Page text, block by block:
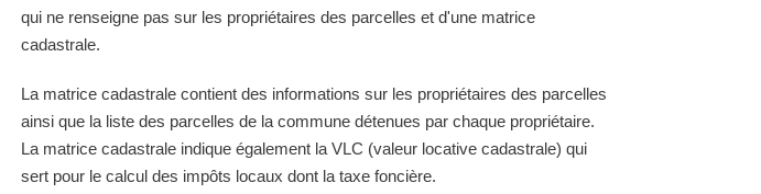
qui ne renseigne pas sur les propriétaires des parcelles et d'une matrice
cadastrale.
La matrice cadastrale contient des informations sur les propriétaires des parcelles
ainsi que la liste des parcelles de la commune détenues par chaque propriétaire.
La matrice cadastrale indique également la VLC (valeur locative cadastrale) qui
sert pour le calcul des impôts locaux dont la taxe foncière.